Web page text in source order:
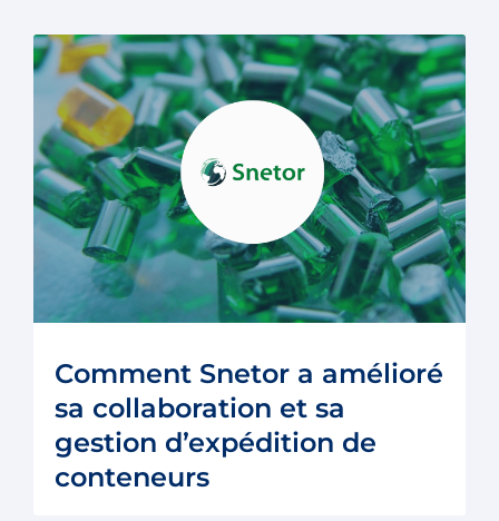
Comment Snetor a amélioré
sa collaboration et sa
gestion d’expédition de
conteneurs